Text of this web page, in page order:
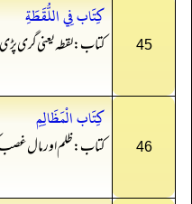
45
كِتَاب فِي اللُّقَطَةِ
کتاب: لقطہ یعنی گری
46
كِتَاب الْمَظَالِمِ
کتاب: ظلم اور مال